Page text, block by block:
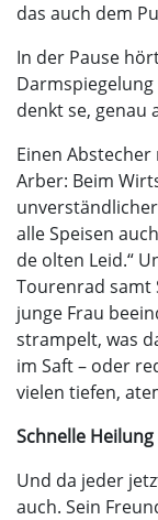
das auch dem
In der Pause
Darmspiegelung
denkt se, genau
Einen
Arber: Beim
alle Speisen
de olten Leid.“
Tourenrad
junge Frau
strampelt, was
im Saft – oder
vielen tiefen,
Schnelle
Und da jeder
auch. Sein